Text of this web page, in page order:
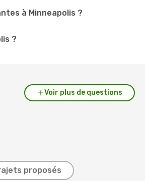
à Minneapolis ?
?
Voir plus de questions
proposés